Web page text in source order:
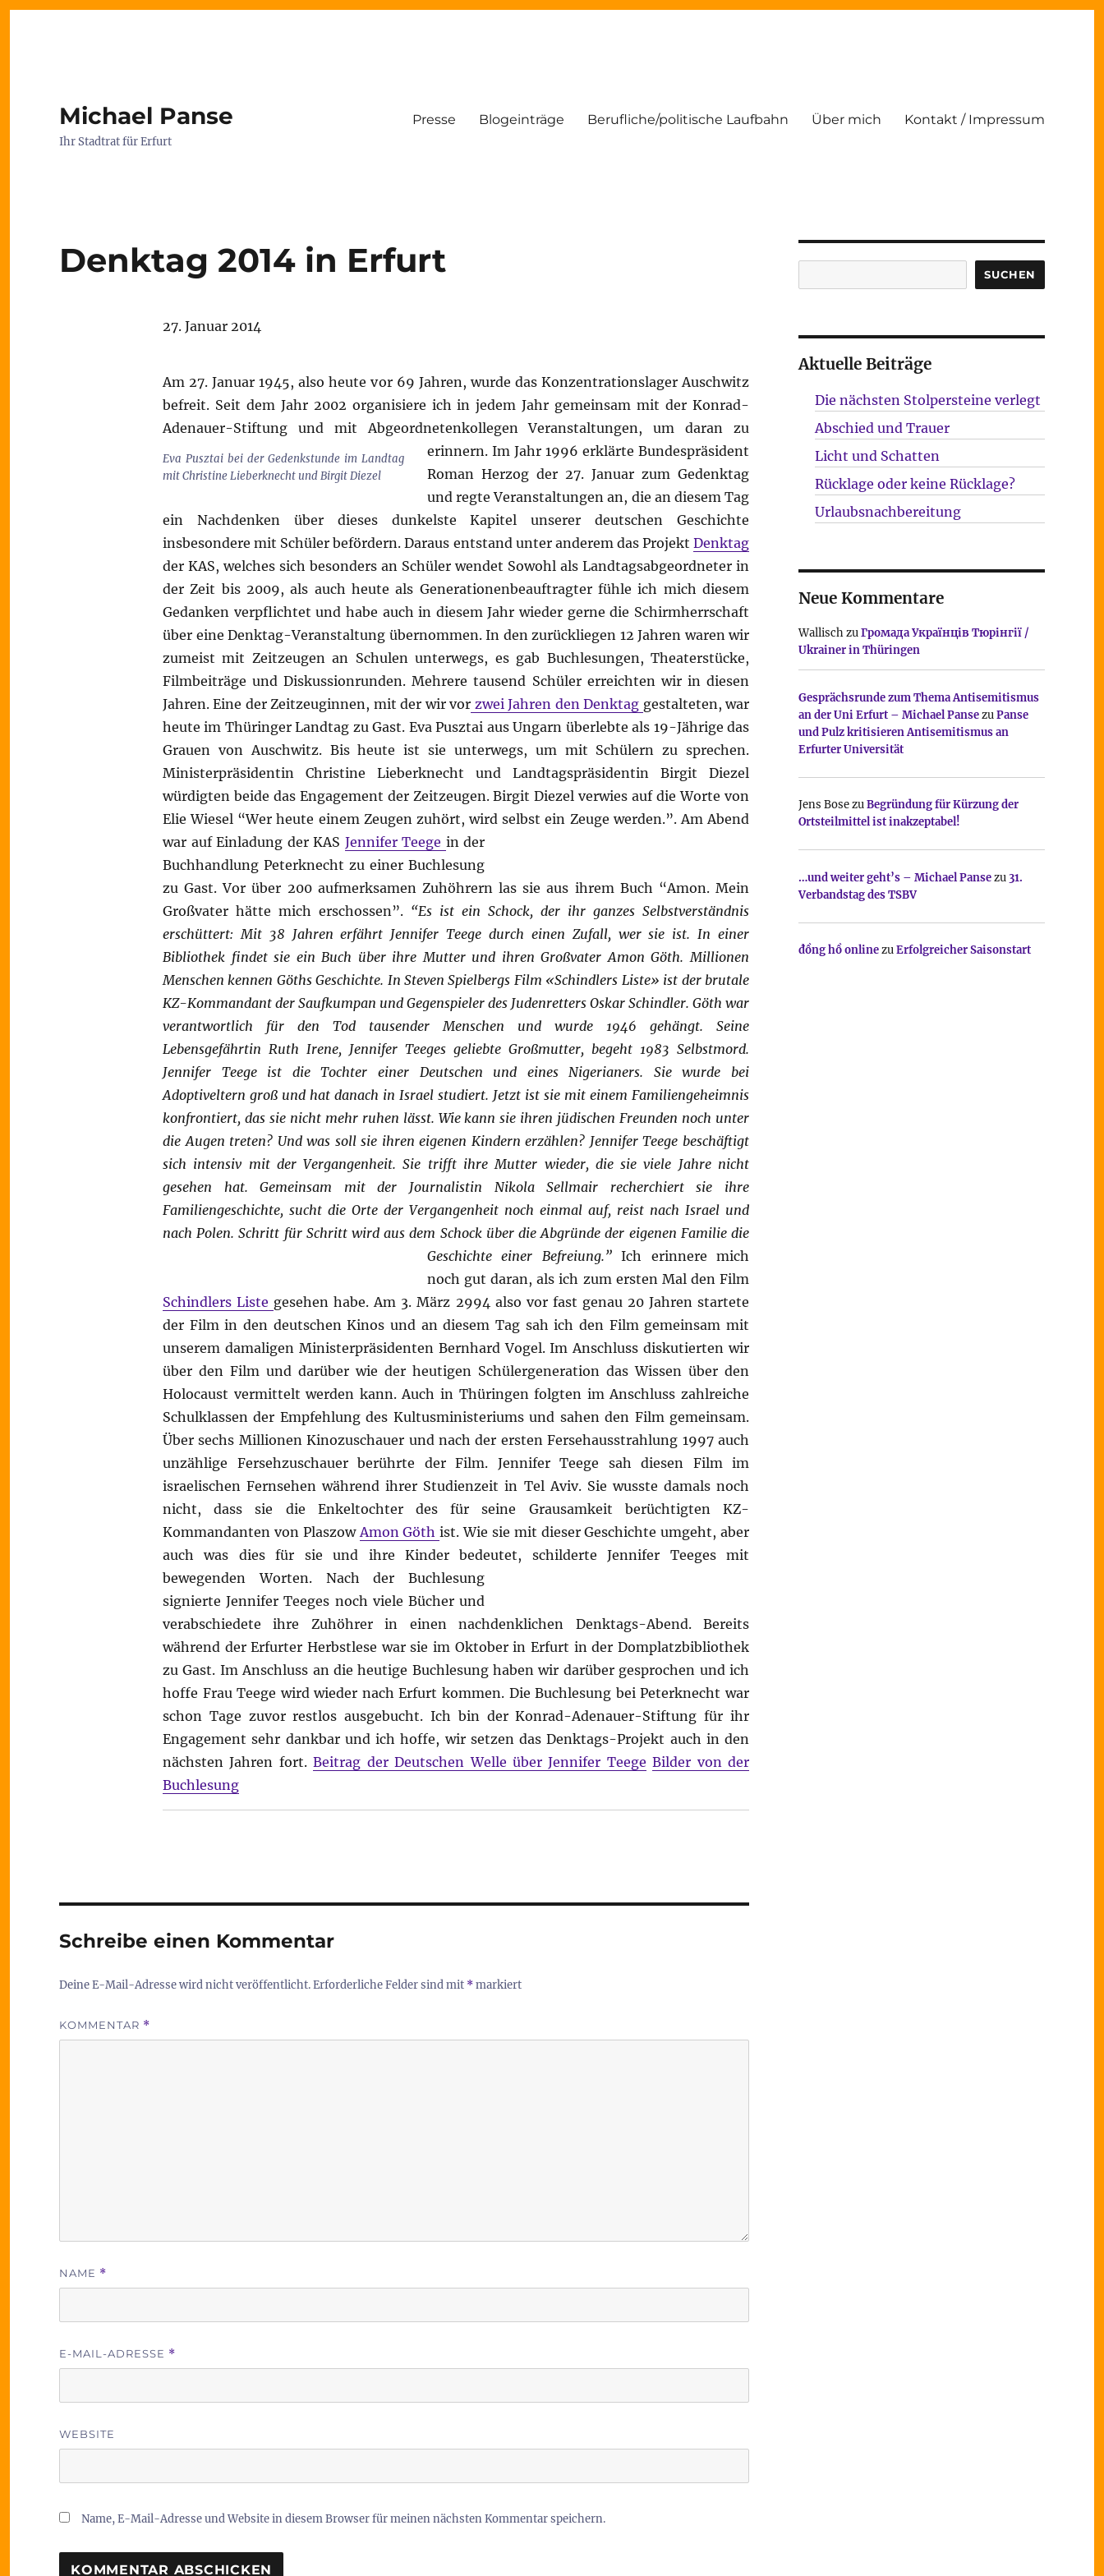
Michael Panse
Ihr Stadtrat für Erfurt
Presse Blogeinträge Berufliche/politische Laufbahn Über mich Kontakt / Impressum
Denktag 2014 in Erfurt
27. Januar 2014
Am 27. Januar 1945, also heute vor 69 Jahren, wurde das Konzentrationslager Auschwitz
befreit. Seit dem Jahr 2002 organisiere ich in jedem Jahr gemeinsam mit der Konrad-
Adenauer-Stiftung und mit Abgeordnetenkollegen Veranstaltungen, um daran zu
erinnern.
Eva Pusztai bei der Gedenkstunde im Landtag
mit Christine Lieberknecht und Birgit Diezel
Im Jahr 1996 erklärte Bundespräsident
Roman Herzog der 27. Januar zum Gedenktag
und regte Veranstaltungen an, die an diesem Tag
ein Nachdenken über dieses dunkelste Kapitel unserer deutschen Geschichte
insbesondere mit Schüler befördern. Daraus entstand unter anderem das Projekt Denktag
der KAS, welches sich besonders an Schüler wendet Sowohl als Landtagsabgeordneter in
der Zeit bis 2009, als auch heute als Generationenbeauftragter fühle ich mich diesem
Gedanken verpflichtet und habe auch in diesem Jahr wieder gerne die Schirmherrschaft
über eine Denktag-Veranstaltung übernommen. In den zurückliegen 12 Jahren waren wir
zumeist mit Zeitzeugen an Schulen unterwegs, es gab Buchlesungen, Theaterstücke,
Filmbeiträge und Diskussionrunden. Mehrere tausend Schüler erreichten wir in diesen
Jahren. Eine der Zeitzeuginnen, mit der wir vor zwei Jahren den Denktag gestalteten, war
heute im Thüringer Landtag zu Gast. Eva Pusztai aus Ungarn überlebte als 19-Jährige das
Grauen von Auschwitz. Bis heute ist sie unterwegs, um mit Schülern zu sprechen.
Ministerpräsidentin Christine Lieberknecht und Landtagspräsidentin Birgit Diezel
würdigten beide das Engagement der Zeitzeugen. Birgit Diezel verwies auf die Worte von
Elie Wiesel “Wer heute einem Zeugen zuhört, wird selbst ein Zeuge werden.”.Am Abend
war auf Einladung der KAS Jennifer Teege in der
Buchhandlung Peterknecht zu einer Buchlesung
zu Gast. Vor über 200 aufmerksamen Zuhöhrern las sie aus ihrem Buch “Amon. Mein
Großvater hätte mich erschossen”. “Es ist ein Schock, der ihr ganzes Selbstverständnis
erschüttert: Mit 38 Jahren erfährt Jennifer Teege durch einen Zufall, wer sie ist. In einer
Bibliothek findet sie ein Buch über ihre Mutter und ihren Großvater Amon Göth. Millionen
Menschen kennen Göths Geschichte. In Steven Spielbergs Film «Schindlers Liste» ist der brutale
KZ-Kommandant der Saufkumpan und Gegenspieler des Judenretters Oskar Schindler. Göth war
verantwortlich für den Tod tausender Menschen und wurde 1946 gehängt. Seine
Lebensgefährtin Ruth Irene, Jennifer Teeges geliebte Großmutter, begeht 1983 Selbstmord.
Jennifer Teege ist die Tochter einer Deutschen und eines Nigerianers. Sie wurde bei
Adoptiveltern groß und hat danach in Israel studiert. Jetzt ist sie mit einem Familiengeheimnis
konfrontiert, das sie nicht mehr ruhen lässt. Wie kann sie ihren jüdischen Freunden noch unter
die Augen treten? Und was soll sie ihren eigenen Kindern erzählen? Jennifer Teege beschäftigt
sich intensiv mit der Vergangenheit. Sie trifft ihre Mutter wieder, die sie viele Jahre nicht
gesehen hat. Gemeinsam mit der Journalistin Nikola Sellmair recherchiert sie ihre
Familiengeschichte, sucht die Orte der Vergangenheit noch einmal auf, reist nach Israel und
nach Polen. Schritt für Schritt wird aus dem Schock über die Abgründe der eigenen Familie die
Geschichte einer Befreiung.” Ich erinnere mich
noch gut daran, als ich zum ersten Mal den Film
Schindlers Liste gesehen habe. Am 3. März 2994 also vor fast genau 20 Jahren startete
der Film in den deutschen Kinos und an diesem Tag sah ich den Film gemeinsam mit
unserem damaligen Ministerpräsidenten Bernhard Vogel. Im Anschluss diskutierten wir
über den Film und darüber wie der heutigen Schülergeneration das Wissen über den
Holocaust vermittelt werden kann. Auch in Thüringen folgten im Anschluss zahlreiche
Schulklassen der Empfehlung des Kultusministeriums und sahen den Film gemeinsam.
Über sechs Millionen Kinozuschauer und nach der ersten Fersehausstrahlung 1997 auch
unzählige Fersehzuschauer berührte der Film. Jennifer Teege sah diesen Film im
israelischen Fernsehen während ihrer Studienzeit in Tel Aviv. Sie wusste damals noch
nicht, dass sie die Enkeltochter des für seine Grausamkeit berüchtigten KZ-
Kommandanten von PlaszowAmon Göthist. Wie sie mit dieser Geschichte umgeht, aber
auch was dies für sie und ihre Kinder bedeutet, schilderte Jennifer Teeges mit
bewegenden Worten. Nach der Buchlesung
signierte Jennifer Teeges noch viele Bücher und
verabschiedete ihre Zuhöhrer in einen nachdenklichen Denktags-Abend. Bereits
während der Erfurter Herbstlese war sie im Oktober in Erfurt in der Domplatzbibliothek
zu Gast. Im Anschluss an die heutige Buchlesung haben wir darüber gesprochen und ich
hoffe Frau Teege wird wieder nach Erfurt kommen. Die Buchlesung bei Peterknecht war
schon Tage zuvor restlos ausgebucht. Ich bin der Konrad-Adenauer-Stiftung für ihr
Engagement sehr dankbar und ich hoffe, wir setzen das Denktags-Projekt auch in den
nächsten Jahren fort.Beitrag der Deutschen Welle über Jennifer Teege Bilder von der
Buchlesung
Schreibe einen Kommentar
Deine E-Mail-Adresse wird nicht veröffentlicht.Erforderliche Felder sind mit *markiert
KOMMENTAR *
NAME *
E-MAIL-ADRESSE *
WEBSITE
Name, E-Mail-Adresse und Website in diesem Browser für meinen nächsten Kommentar speichern.
SUCHEN
Aktuelle Beiträge
Die nächsten Stolpersteine verlegt
Abschied und Trauer
Licht und Schatten
Rücklage oder keine Rücklage?
Urlaubsnachbereitung
Neue Kommentare
WallischzuГромада Українців Тюрінгії /
Ukrainer in Thüringen
Gesprächsrunde zum Thema Antisemitismus
an der Uni Erfurt – Michael PansezuPanse
und Pulz kritisieren Antisemitismus an
Erfurter Universität
Jens BosezuBegründung für Kürzung der
Ortsteilmittel ist inakzeptabel!
…und weiter geht’s – Michael Pansezu31.
Verbandstag des TSBV
đồng hồ onlinezuErfolgreicher Saisonstart